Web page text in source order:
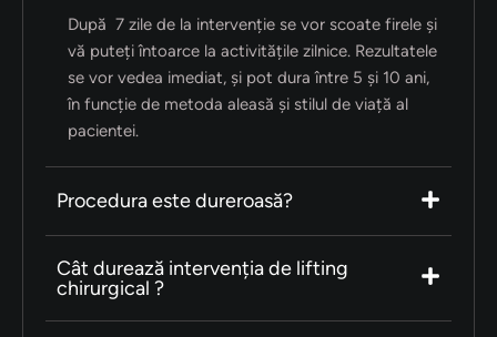
După 7 zile de la intervenție se vor scoate firele și
vă puteți întoarce la activitățile zilnice. Rezultatele
se vor vedea imediat, și pot dura între 5 și 10 ani,
în funcție de metoda aleasă și stilul de viață al
pacientei.
Procedura este dureroasă?
Cât durează intervenția de lifting
chirurgical ?